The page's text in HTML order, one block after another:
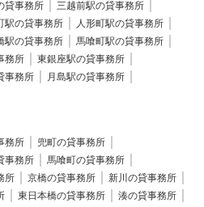
貸事務所
三越前駅の貸事務所
駅の貸事務所
人形町駅の貸事務所
駅の貸事務所
馬喰町駅の貸事務所
務所
東銀座駅の貸事務所
事務所
月島駅の貸事務所
務所
兜町の貸事務所
事務所
馬喰町の貸事務所
所 京橋の貸事務所
新川の貸事務所
東日本橋の貸事務所
湊の貸事務所